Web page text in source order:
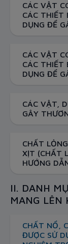
CÁC VẬT
CÁC THIẾT
DỤNG ĐỂ
CÁC VẬT
CÁC THIẾT
DỤNG ĐỂ
CÁC VẬT,
GÂY
CHẤT
XỊT (CHẤT
HƯỚNG
II. DANH
MANG LÊN
CHẤT NỔ,
ĐƯỢC SỬ